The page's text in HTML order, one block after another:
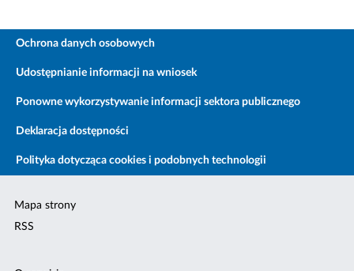
Ochrona danych osobowych
Udostępnianie informacji na wniosek
Ponowne wykorzystywanie informacji sektora publicznego
Deklaracja dostępności
Polityka dotycząca cookies i podobnych technologii
Mapa strony
RSS